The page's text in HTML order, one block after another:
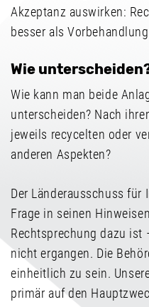
Akzeptanz auswirken:
besser als
Wie
Wie kann man beide
unterscheiden? Nach
jeweils recycelten oder
anderen Aspekten?
Der Länderausschuss
Frage in seinen
Rechtsprechung dazu
nicht ergangen. Die
einheitlich zu sein.
primär auf den